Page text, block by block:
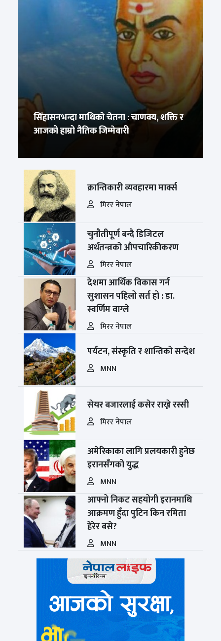
सिंहासनभन्दा माथिको चेतना : चाणक्य, शक्ति र
आजको हाम्रो नैतिक जिम्मेवारी
क्रान्तिकारी व्यवहारमा मार्क्स
मिरर नेपाल
चुनौतीपूर्ण बन्दै डिजिटल
अर्थतन्त्रको औपचारिकीकरण
मिरर नेपाल
देशमा आर्थिक विकास गर्न
सुशासन पहिलो सर्त हो : डा.
स्वर्णिम वाग्ले
मिरर नेपाल
पर्यटन, संस्कृति र शान्तिको सन्देश
MNN
सेयर बजारलाई कसेर राख्ने रस्सी
मिरर नेपाल
अमेरिकाका लागि प्रलयकारी हुनेछ
इरानसँगको युद्ध
MNN
आफ्नो निकट सहयोगी इरानमाथि
आक्रमण हुँदा पुटिन किन रमिता
हेरेर बसे?
MNN